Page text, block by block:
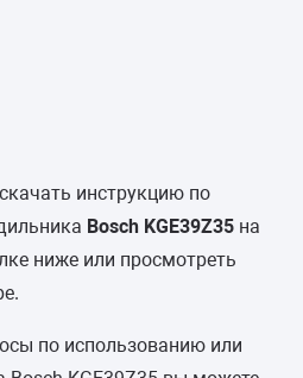
инструкцию по
Bosch KGE39Z35 на
ниже или просмотреть
по использованию или